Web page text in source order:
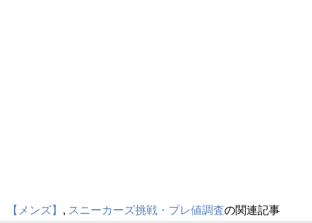
【メンズ】 スニーカーズ挑戦・プレ値調査の関連記事